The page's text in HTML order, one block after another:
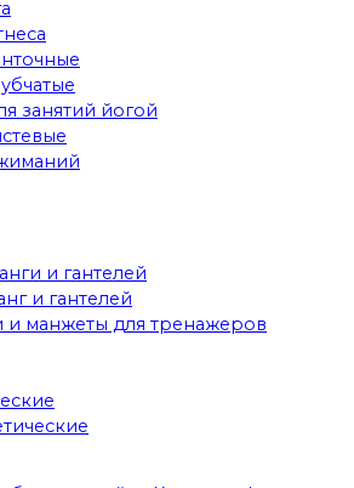
занятий йогой
и гантелей
и гантелей
и манжеты для тренажеров